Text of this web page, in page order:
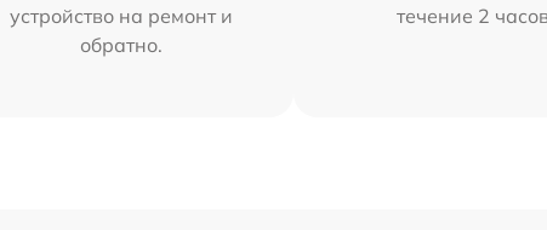
устройство на ремонт и
обратно.
течение 2